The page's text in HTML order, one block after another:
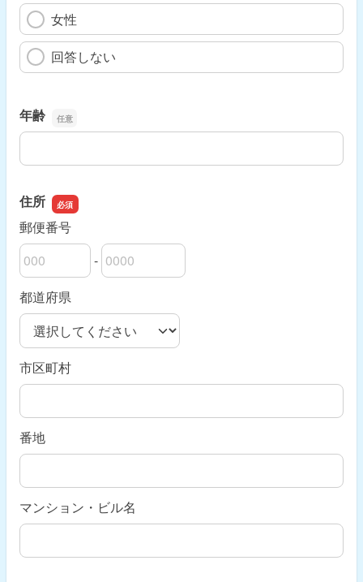
女性
回答しない
年齢
年齢
住所
郵便番号
郵便番号の上3桁
-
郵便番号の下4桁
都道府県
市区町村
番地
マンション・ビル名